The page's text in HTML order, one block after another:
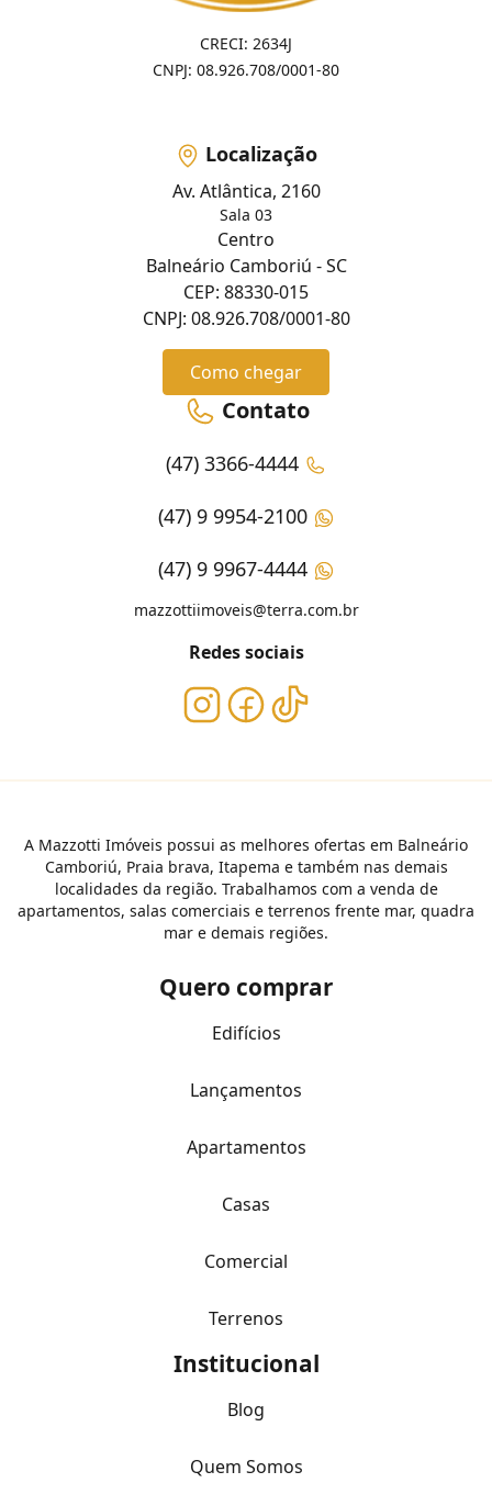
CRECI: 2634J
CNPJ: 08.926.708/0001-80
Localização
Av. Atlântica, 2160
Sala 03
Centro
Balneário Camboriú - SC
CEP: 88330-015
CNPJ: 08.926.708/0001-80
Como chegar
Contato
(47) 3366-4444
(47) 9 9954-2100
(47) 9 9967-4444
mazzottiimoveis@terra.com.br
Redes sociais
A Mazzotti Imóveis possui as melhores ofertas em Balneário
Camboriú, Praia brava, Itapema e também nas demais
localidades da região. Trabalhamos com a venda de
apartamentos, salas comerciais e terrenos frente mar, quadra
mar e demais regiões.
Quero comprar
Edifícios
Lançamentos
Apartamentos
Casas
Comercial
Terrenos
Institucional
Blog
Quem Somos